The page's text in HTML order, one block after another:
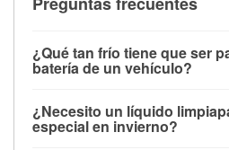
¿Qué tan frío tiene que ser
batería de un vehículo?
debajo de los 32 °F y puede
su potencia de arranque cerca
¿Necesito un líquido
especial en invierno?